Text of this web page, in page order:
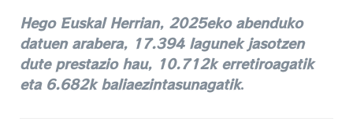
Hego Euskal Herrian, 2025eko abenduko
datuen arabera, 17.394 lagunek jasotzen
dute prestazio hau, 10.712k erretiroagatik
eta 6.682k baliaezintasunagatik.